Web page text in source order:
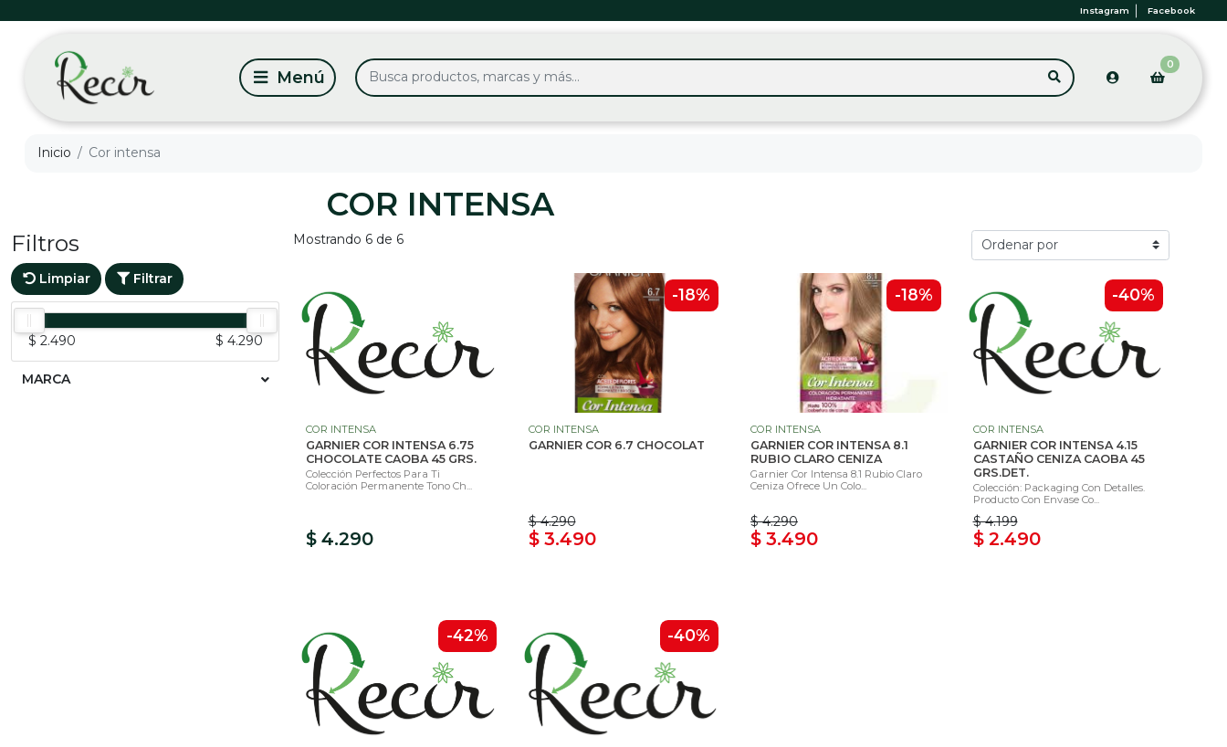
Instagram Facebook
0
Inicio Cor intensa
COR INTENSA
Filtros
Limpiar Filtrar
$ 2.490 $ 4.290
MARCA
Mostrando 6 de 6
COR INTENSA
GARNIER COR INTENSA 6.75
CHOCOLATE CAOBA 45 GRS.
Colección Perfectos Para Ti
Coloración Permanente Tono Ch...
$ 4.290
-18%
COR INTENSA
GARNIER COR 6.7 CHOCOLAT
$ 4.290
$ 3.490
-18%
COR INTENSA
GARNIER COR INTENSA 8.1
RUBIO CLARO CENIZA
Garnier Cor Intensa 8.1 Rubio Claro
Ceniza Ofrece Un Colo...
$ 4.290
$ 3.490
-40%
COR INTENSA
GARNIER COR INTENSA 4.15
CASTAÑO CENIZA CAOBA 45
GRS.DET.
Colección: Packaging Con Detalles.
Producto Con Envase Co...
$ 4.199
$ 2.490
-42% -40%